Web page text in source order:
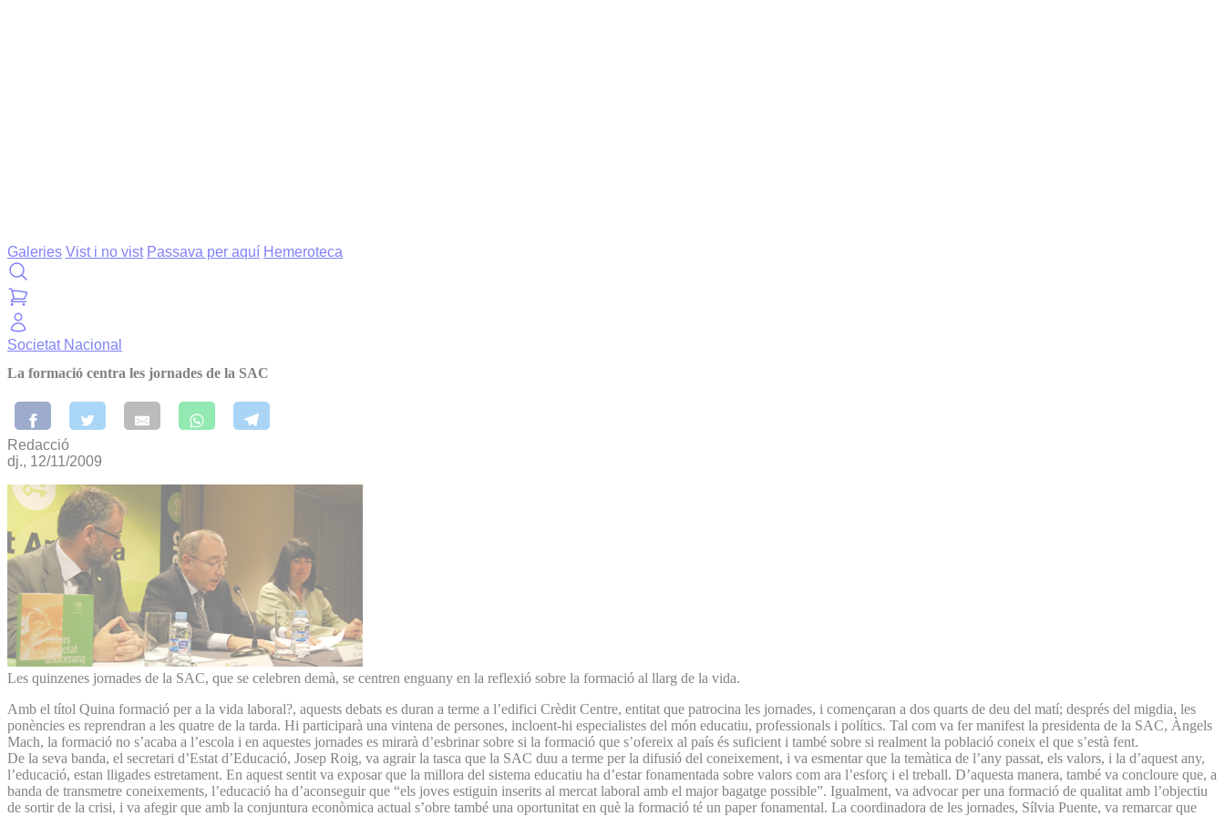
Galeries Vist i no vist Passava per aquí Hemeroteca
Societat Nacional
La formació centra les jornades de la SAC
Redacció
dj., 12/11/2009
Les quinzenes jornades de la SAC, que se celebren demà, se centren enguany en la reflexió sobre la formació al llarg de la vida.
Amb el títol Quina formació per a la vida laboral?, aquests debats es duran a terme a l’edifici Crèdit Centre, entitat que patrocina les jornades, i començaran a dos quarts de deu del matí; després del migdia, les
ponències es reprendran a les quatre de la tarda. Hi participarà una vintena de persones, incloent-hi especialistes del món educatiu, professionals i polítics. Tal com va fer manifest la presidenta de la SAC, Àngels
Mach, la formació no s’acaba a l’escola i en aquestes jornades es mirarà d’esbrinar sobre si la formació que s’ofereix al país és suficient i també sobre si realment la població coneix el que s’està fent.
De la seva banda, el secretari d’Estat d’Educació, Josep Roig, va agrair la tasca que la SAC duu a terme per la difusió del coneixement, i va esmentar que la temàtica de l’any passat, els valors, i la d’aquest any,
l’educació, estan lligades estretament. En aquest sentit va exposar que la millora del sistema educatiu ha d’estar fonamentada sobre valors com ara l’esforç i el treball. D’aquesta manera, també va concloure que, a
banda de transmetre coneixements, l’educació ha d’aconseguir que “els joves estiguin inserits al mercat laboral amb el major bagatge possible”. Igualment, va advocar per una formació de qualitat amb l’objectiu
de sortir de la crisi, i va afegir que amb la conjuntura econòmica actual s’obre també una oportunitat en què la formació té un paper fonamental. La coordinadora de les jornades, Sílvia Puente, va remarcar que